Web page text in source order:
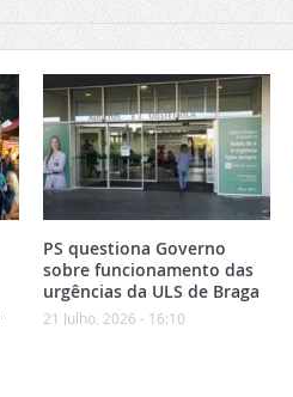
PS questiona Governo
sobre funcionamento das
urgências da ULS de Braga
21 Julho, 2026 - 16:10